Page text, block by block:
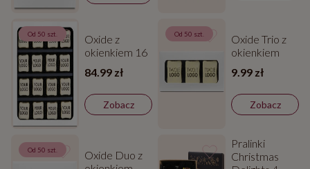
Od 50 szt.
Oxide z
okienkiem 16
84.99 zł
Zobacz
Od 50 szt.
Oxide Trio z
okienkiem
9.99 zł
Zobacz
Od 50 szt.
Oxide Duo z
Pralinki
Christmas